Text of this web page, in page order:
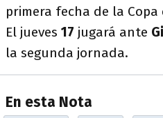
primera fecha de la
El jueves 17 jugará ante
la segunda jornada.
En esta Nota